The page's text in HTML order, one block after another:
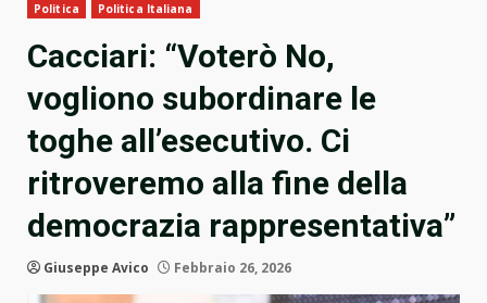
Politica Politica Italiana
Cacciari: “Voterò No,
vogliono subordinare le
toghe all’esecutivo. Ci
ritroveremo alla fine della
democrazia rappresentativa”
Giuseppe Avico Febbraio 26, 2026